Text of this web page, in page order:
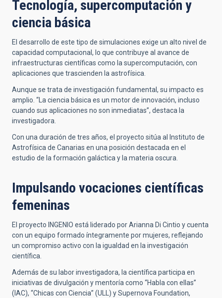
Tecnología, supercomputación y
ciencia básica
El desarrollo de este tipo de simulaciones exige un alto nivel de
capacidad computacional, lo que contribuye al avance de
infraestructuras científicas como la supercomputación, con
aplicaciones que trascienden la astrofísica.
Aunque se trata de investigación fundamental, su impacto es
amplio. “La ciencia básica es un motor de innovación, incluso
cuando sus aplicaciones no son inmediatas”, destaca la
investigadora.
Con una duración de tres años, el proyecto sitúa al Instituto de
Astrofísica de Canarias en una posición destacada en el
estudio de la formación galáctica y la materia oscura.
Impulsando vocaciones científicas
femeninas
El proyecto INGENIO está liderado por Arianna Di Cintio y cuenta
con un equipo formado íntegramente por mujeres, reflejando
un compromiso activo con la igualdad en la investigación
científica.
Además de su labor investigadora, la científica participa en
iniciativas de divulgación y mentoría como “Habla con ellas”
(IAC), “Chicas con Ciencia” (ULL) y Supernova Foundation,